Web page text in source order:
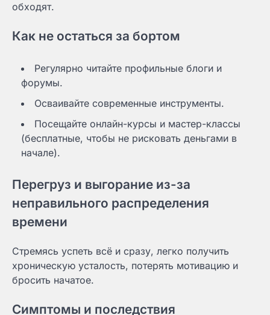
обходят.
Как не остаться за бортом
Регулярно читайте профильные блоги и
форумы.
Осваивайте современные инструменты.
Посещайте онлайн-курсы и мастер-классы
(бесплатные, чтобы не рисковать деньгами в
начале).
Перегруз и выгорание из-за
неправильного распределения
времени
Стремясь успеть всё и сразу, легко получить
хроническую усталость, потерять мотивацию и
бросить начатое.
Симптомы и последствия